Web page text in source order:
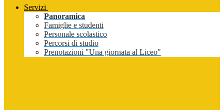
Servizi
Panoramica
Famiglie e studenti
Personale scolastico
Percorsi di studio
Prenotazioni "Una giornata al Liceo"